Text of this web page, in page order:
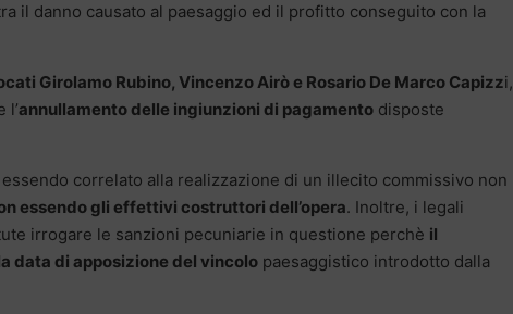
il danno causato al paesaggio ed il profitto conseguito con la
Girolamo Rubino, Vincenzo Airò e Rosario De Marco Capizzi,
l’annullamento delle ingiunzioni di pagamento disposte
correlato alla realizzazione di un illecito commissivo non
essendo gli effettivi costruttori dell’opera. Inoltre, i legali
irrogare le sanzioni pecuniarie in questione perchè il
data di apposizione del vincolo paesaggistico introdotto dalla